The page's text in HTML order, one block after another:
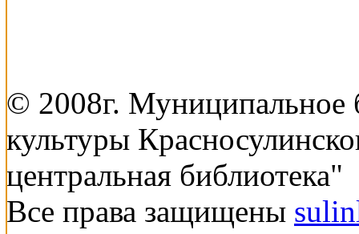
© 2008г. Муниципальное
культуры
центральная библиотека"
Все права защищены